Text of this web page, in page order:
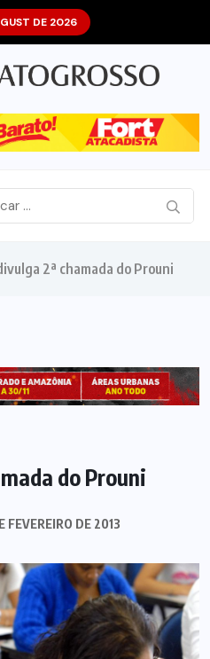
DE 2026
2ª chamada do Prouni
do Prouni
FEVEREIRO DE 2013